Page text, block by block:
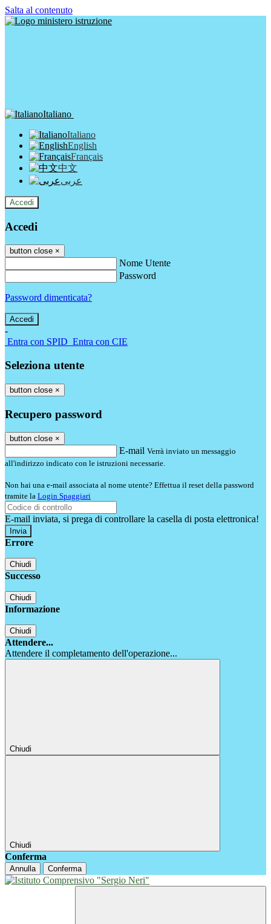
Salta al contenuto
Italiano
Italiano
English
Français
中文
عربى
Accedi
Accedi
button close ×
Nome Utente
Password
Password dimenticata?
-
Entra con SPID Entra con CIE
Seleziona utente
button close ×
Recupero password
button close ×
E-mail Verrà inviato un messaggio
all'indirizzo indicato con le istruzioni necessarie.
Non hai una e-mail associata al nome utente? Effettua il reset della password
tramite la Login Spaggiari
E-mail inviata, si prega di controllare la casella di posta elettronica!
Errore
Chiudi
Successo
Chiudi
Informazione
Chiudi
Attendere...
Attendere il completamento dell'operazione...
Chiudi
Chiudi
Conferma
Annulla Conferma